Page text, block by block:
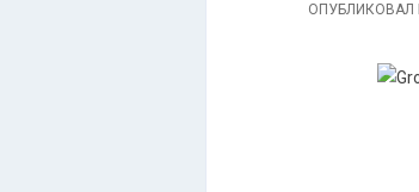
ОПУБЛИКОВАЛ